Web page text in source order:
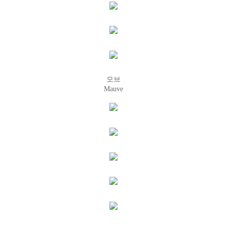
모브
Mauve